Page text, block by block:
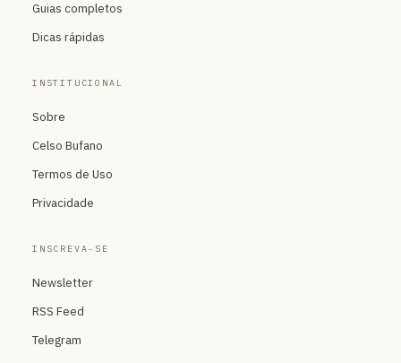
Guias completos
Dicas rápidas
INSTITUCIONAL
Sobre
Celso Bufano
Termos de Uso
Privacidade
INSCREVA-SE
Newsletter
RSS Feed
Telegram